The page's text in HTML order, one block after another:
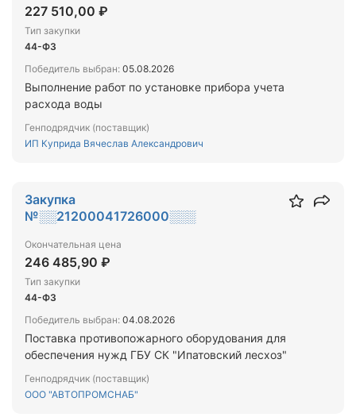
227 510,00 ₽
Тип закупки
44-ФЗ
Победитель выбран: 05.08.2026
Выполнение работ по установке прибора учета
расхода воды
Генподрядчик (поставщик)
ИП Куприда Вячеслав Александрович
Закупка
№░░21200041726000░░░
Окончательная цена
246 485,90 ₽
Тип закупки
44-ФЗ
Победитель выбран: 04.08.2026
Поставка противопожарного оборудования для
обеспечения нужд ГБУ СК "Ипатовский лесхоз"
Генподрядчик (поставщик)
ООО "АВТОПРОМСНАБ"